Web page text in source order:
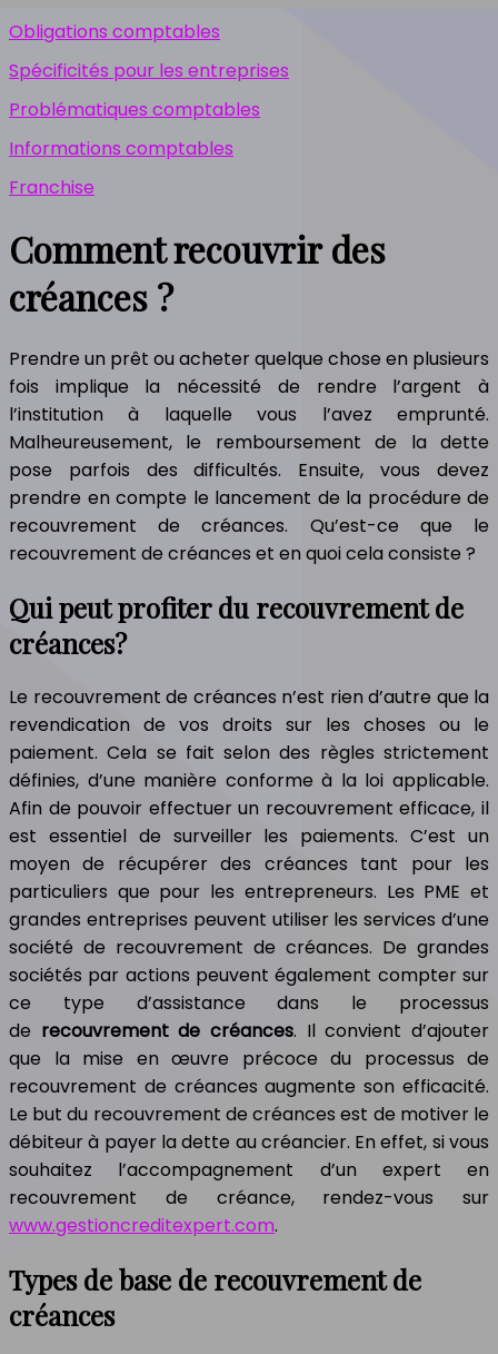
Obligations comptables
Spécificités pour les entreprises
Problématiques comptables
Informations comptables
Franchise
Comment recouvrir des
créances ?
Prendre un prêt ou acheter quelque chose en plusieurs
fois implique la nécessité de rendre l’argent à
l’institution à laquelle vous l’avez emprunté.
Malheureusement, le remboursement de la dette
pose parfois des difficultés. Ensuite, vous devez
prendre en compte le lancement de la procédure de
recouvrement de créances. Qu’est-ce que le
recouvrement de créances et en quoi cela consiste ?
Qui peut profiter du recouvrement de
créances?
Le recouvrement de créances n’est rien d’autre que la
revendication de vos droits sur les choses ou le
paiement. Cela se fait selon des règles strictement
définies, d’une manière conforme à la loi applicable.
Afin de pouvoir effectuer un recouvrement efficace, il
est essentiel de surveiller les paiements. C’est un
moyen de récupérer des créances tant pour les
particuliers que pour les entrepreneurs. Les PME et
grandes entreprises peuvent utiliser les services d’une
société de recouvrement de créances. De grandes
sociétés par actions peuvent également compter sur
ce type d’assistance dans le processus
de recouvrement de créances. Il convient d’ajouter
que la mise en œuvre précoce du processus de
recouvrement de créances augmente son efficacité.
Le but du recouvrement de créances est de motiver le
débiteur à payer la dette au créancier. En effet, si vous
souhaitez l’accompagnement d’un expert en
recouvrement de créance, rendez-vous sur
www.gestioncreditexpert.com.
Types de base de recouvrement de
créances